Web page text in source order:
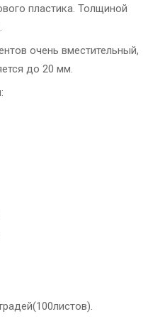
пластика. Толщиной
очень вместительный,
до 20 мм.